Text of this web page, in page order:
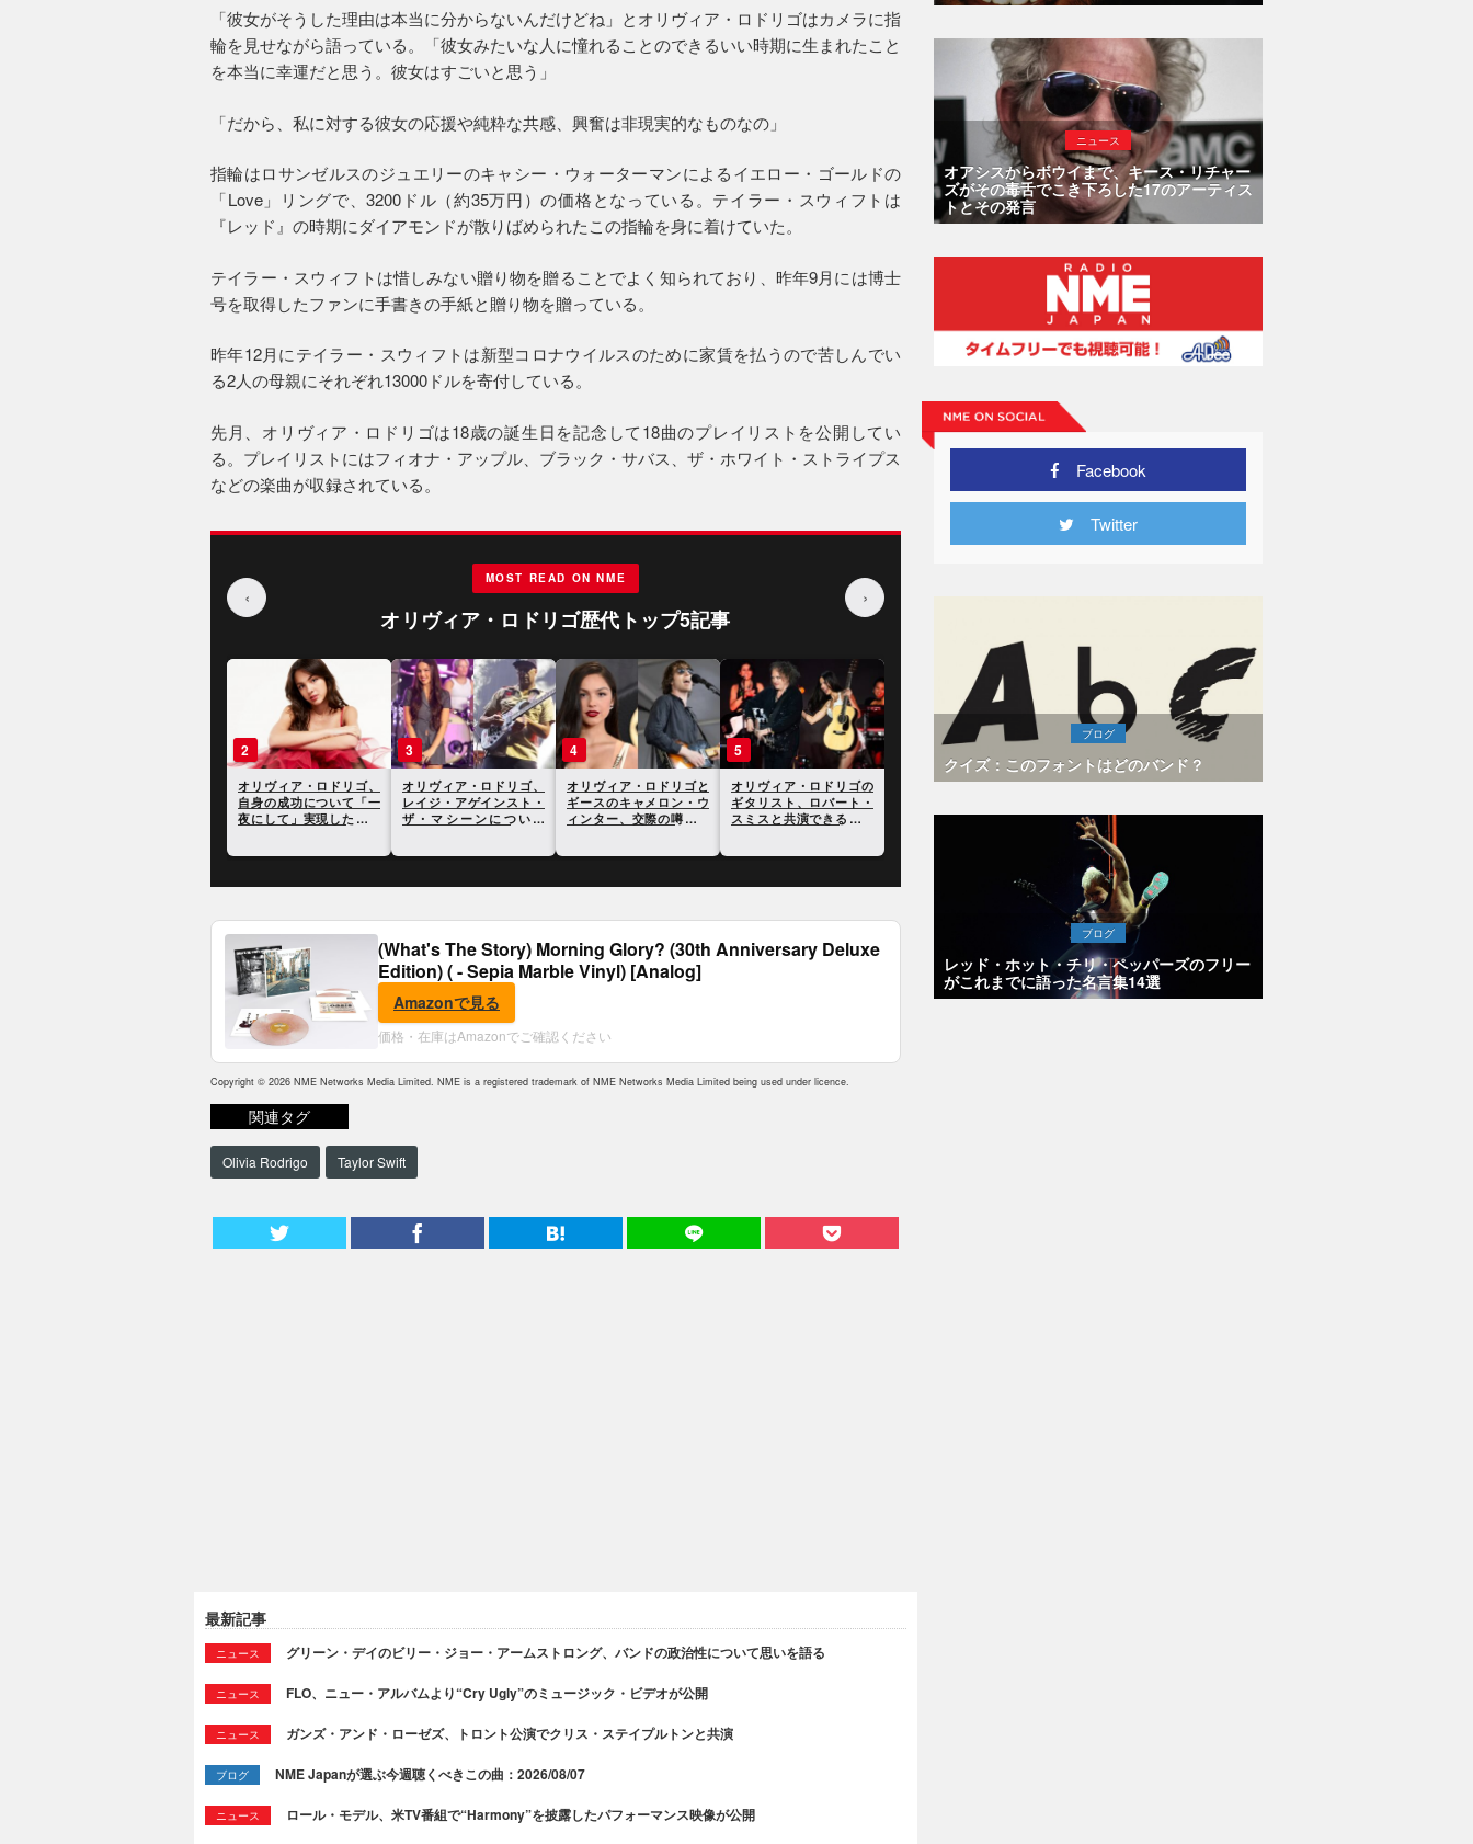
「彼女がそうした理由は本当に分からないんだけどね」とオリヴィア・ロドリゴはカメラに指
輪を見せながら語っている。「彼女みたいな人に憧れることのできるいい時期に生まれたこと
を本当に幸運だと思う。彼女はすごいと思う」
「だから、私に対する彼女の応援や純粋な共感、興奮は非現実的なものなの」
指輪はロサンゼルスのジュエリーのキャシー・ウォーターマンによるイエロー・ゴールドの
「Love」リングで、3200ドル（約35万円）の価格となっている。テイラー・スウィフトは
『レッド』の時期にダイアモンドが散りばめられたこの指輪を身に着けていた。
テイラー・スウィフトは惜しみない贈り物を贈ることでよく知られており、昨年9月には博士
号を取得したファンに手書きの手紙と贈り物を贈っている。
昨年12月にテイラー・スウィフトは新型コロナウイルスのために家賃を払うので苦しんでい
る2人の母親にそれぞれ13000ドルを寄付している。
先月、オリヴィア・ロドリゴは18歳の誕生日を記念して18曲のプレイリストを公開してい
る。プレイリストにはフィオナ・アップル、ブラック・サバス、ザ・ホワイト・ストライプス
などの楽曲が収録されている。
‹
MOST READ ON NME
オリヴィア・ロドリゴ歴代トップ5記事
›
1
アヴリル・ラヴィーン、
オリヴィア・ロドリゴを
若い世代の「正直な声」
2
オリヴィア・ロドリゴ、
自身の成功について「一
夜にして」実現したもの
3
オリヴィア・ロドリゴ、
レイジ・アゲインスト・
ザ・マシーンについて
4
オリヴィア・ロドリゴと
ギースのキャメロン・ウ
ィンター、交際の噂が持
オリヴィア・ロドリゴの
スミスと共演できると知
(What's The Story) Morning Glory? (30th Anniversary Deluxe
Edition) ( - Sepia Marble Vinyl) [Analog]
Amazonで見る
価格・在庫はAmazonでご確認ください
Copyright © 2026 NME Networks Media Limited. NME is a registered trademark of NME Networks Media Limited being used under licence.
関連タグ
Olivia Rodrigo Taylor Swift
最新記事
ニュース グリーン・デイのビリー・ジョー・アームストロング、バンドの政治性について思いを語る
ニュース FLO、ニュー・アルバムより“Cry Ugly”のミュージック・ビデオが公開
ニュース ガンズ・アンド・ローゼズ、トロント公演でクリス・ステイプルトンと共演
ブログ NME Japanが選ぶ今週聴くべきこの曲：2026/08/07
ニュース ロール・モデル、米TV番組で“Harmony”を披露したパフォーマンス映像が公開
ニュース
オアシスからボウイまで、キース・リチャー
ズがその毒舌でこき下ろした17のアーティス
トとその発言
Facebook
Twitter
ブログ
クイズ：このフォントはどのバンド？
ブログ
レッド・ホット・チリ・ペッパーズのフリー
がこれまでに語った名言集14選